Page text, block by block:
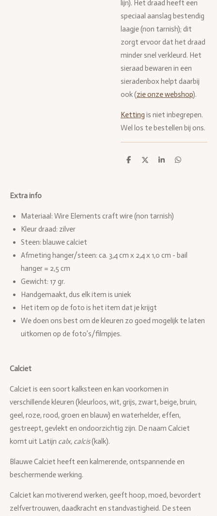
lijn). Het draad heeft een
speciaal aanslag bestendig
laagje (non tarnish); dit
zorgt ervoor dat het draad
minder snel verkleurd. Het
sieraad bewaren in een
sieradenbox helpt daarbij
ook (zie onze webshop).
Ketting is niet inbegrepen.
Wel los te bestellen bij ons.
D
D
S
D
Extra info
Materiaal: Wire Elements craft wire (non tarnish)
Kleur draad: zilver
Steen: blauwe calciet
Afmeting hanger/steen: ca. 3,4 cm x 2,4 x 1,0 cm - bail
hanger = 2,5 cm
Gewicht: 17 gr.
Handgemaakt, dus elk item is uniek
Het item op de foto is het item dat je krijgt
We doen ons best om de kleuren zo goed mogelijk te laten
uitkomen op de foto’s/filmpjes.
Calciet
Calciet is een soort kalksteen en kan voorkomen in
verschillende kleuren (kleurloos, wit, grijs, zwart, beige, bruin,
geel, roze, rood, groen en blauw) en waterhelder, effen,
gestreept, gevlekt en ondoorzichtig zijn. De naam Calciet
komt uit Latijn calx, calcis(kalk).
Blauwe Calciet heeft een kalmerende, ontspannende en
beschermende werking.
Calciet kan motiverend werken, geeft hoop, moed, bevordert
zelfvertrouwen, daadkracht en standvastigheid. De steen